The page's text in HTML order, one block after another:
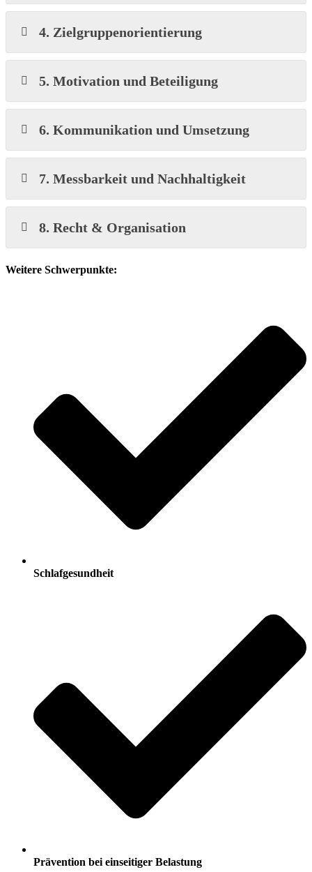
4. Zielgruppenorientierung
5. Motivation und Beteiligung
6. Kommunikation und Umsetzung
7. Messbarkeit und Nachhaltigkeit
8. Recht & Organisation
Weitere Schwerpunkte:
Schlafgesundheit
Prävention bei einseitiger Belastung